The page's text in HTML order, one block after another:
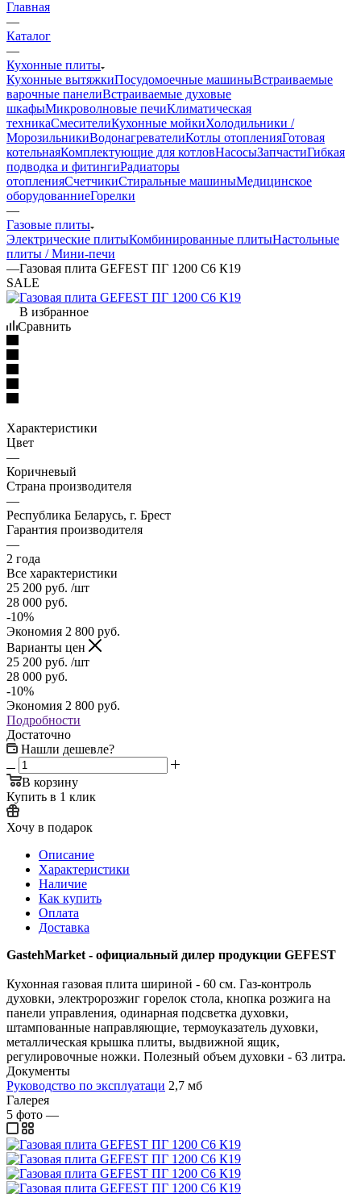
Главная
—
Каталог
—
Кухонные плиты
Кухонные вытяжкиПосудомоечные машиныВстраиваемые
варочные панелиВстраиваемые духовые
шкафыМикроволновые печиКлиматическая
техникаСмесителиКухонные мойкиХолодильники /
МорозильникиВодонагревателиКотлы отопленияГотовая
котельнаяКомплектующие для котловНасосыЗапчастиГибкая
подводка и фитингиРадиаторы
отопленияСчетчикиСтиральные машиныМедицинское
оборудованниеГорелки
—
Газовые плиты
Электрические плитыКомбинированные плитыНастольные
плиты / Мини-печи
—Газовая плита GEFEST ПГ 1200 С6 К19
SALE
В избранное
Сравнить
Характеристики
Цвет
—
Коричневый
Страна производителя
—
Республика Беларусь, г. Брест
Гарантия производителя
—
2 года
Все характеристики
25 200 руб. /шт
28 000 руб.
-10%
Экономия 2 800 руб.
Варианты цен
25 200 руб. /шт
28 000 руб.
-10%
Экономия 2 800 руб.
Подробности
Достаточно
Нашли дешевле?
В корзину
Купить в 1 клик
Хочу в подарок
Описание
Характеристики
Наличие
Как купить
Оплата
Доставка
GastehMarket - официальный дилер продукции GEFEST
Кухонная газовая плита шириной - 60 см. Газ-контроль
духовки, электророзжиг горелок стола, кнопка розжига на
панели управления, одинарная подсветка духовки,
штампованные направляющие, термоуказатель духовки,
металлическая крышка плиты, выдвижной ящик,
регулировочные ножки. Полезный объем духовки - 63 литра.
Документы
Руководство по эксплуатаци 2,7 мб
Галерея
5 фото —